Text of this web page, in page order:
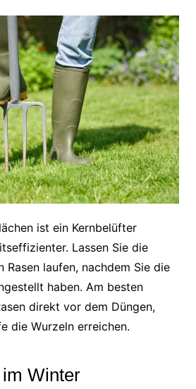
ist ein Kernbelüfter
Lassen Sie die
Rasen laufen, nachdem Sie die
haben. Am besten
direkt vor dem Düngen,
die Wurzeln erreichen.
Winter